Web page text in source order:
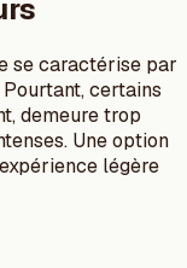
se caractérise par
certains
demeure trop
Une option
légère